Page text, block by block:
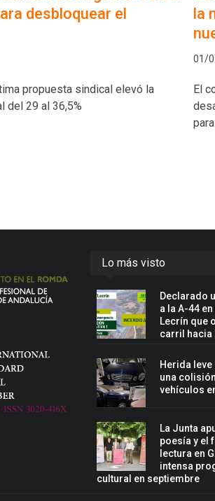
desbloquear el
propuesta sindical elevó la
del 29 al 36,5%
la
01/
El
Lo más visto
Declarado
a la A-44
Lecrín que
carril hacia
Herida leve
una
vehículos
La Junta
poesía y el
lectura en
intensa
cultural en septiembre